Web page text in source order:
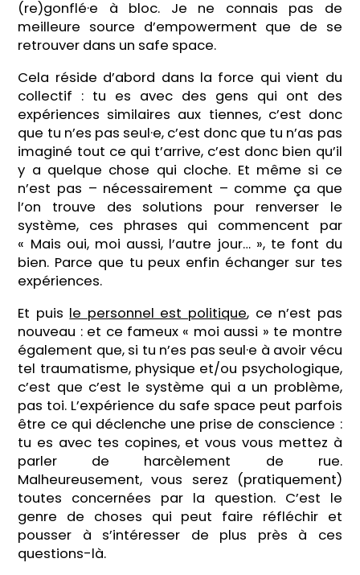
(re)gonflé·e à bloc. Je ne connais pas de
meilleure source d’empowerment que de se
retrouver dans un safe space.
Cela réside d’abord dans la force qui vient du
collectif : tu es avec des gens qui ont des
expériences similaires aux tiennes, c’est donc
que tu n’es pas seul·e, c’est donc que tu n’as pas
imaginé tout ce qui t’arrive, c’est donc bien qu’il
y a quelque chose qui cloche. Et même si ce
n’est pas – nécessairement – comme ça que
l’on trouve des solutions pour renverser le
système, ces phrases qui commencent par
« Mais oui, moi aussi, l’autre jour… », te font du
bien. Parce que tu peux enfin échanger sur tes
expériences.
Et puis le personnel est politique, ce n’est pas
nouveau : et ce fameux « moi aussi » te montre
également que, si tu n’es pas seul·e à avoir vécu
tel traumatisme, physique et/ou psychologique,
c’est que c’est le système qui a un problème,
pas toi. L’expérience du safe space peut parfois
être ce qui déclenche une prise de conscience :
tu es avec tes copines, et vous vous mettez à
parler de harcèlement de rue.
Malheureusement, vous serez (pratiquement)
toutes concernées par la question. C’est le
genre de choses qui peut faire réfléchir et
pousser à s’intéresser de plus près à ces
questions-là.